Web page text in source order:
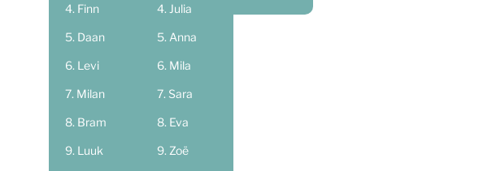
Finn
Daan
Levi
Milan
Bram
Luuk
Julia
Anna
Mila
Sara
Eva
Zoë